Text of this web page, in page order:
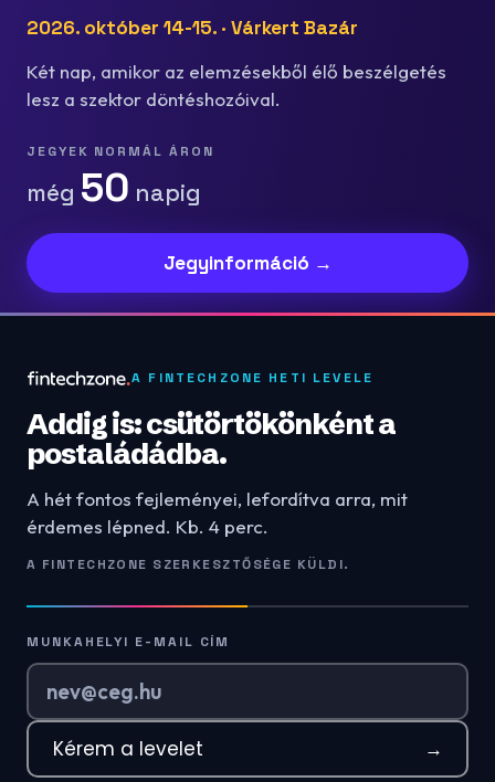
2026. október 14-15. · Várkert Bazár
Két nap, amikor az elemzésekből élő beszélgetés
lesz a szektor döntéshozóival.
JEGYEK NORMÁL ÁRON
még 50 napig
Jegyinformáció →
A FINTECHZONE HETI LEVELE
Addig is: csütörtökönként a
postaládádba.
A hét fontos fejleményei, lefordítva arra, mit
érdemes lépned. Kb. 4 perc.
A FINTECHZONE SZERKESZTŐSÉGE KÜLDI.
MUNKAHELYI E-MAIL CÍM
Kérem a levelet →